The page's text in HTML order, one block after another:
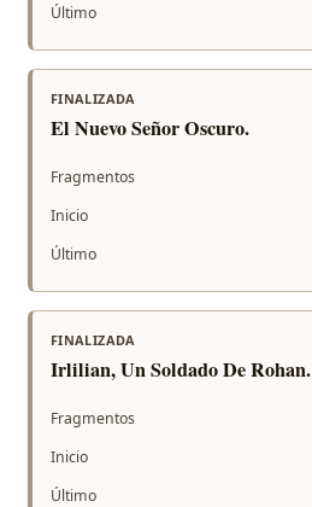
Último
FINALIZADA
El Nuevo Señor Oscuro.
Fragmentos
Inicio
Último
FINALIZADA
Irlilian, Un Soldado De Rohan.
Fragmentos
Inicio
Último